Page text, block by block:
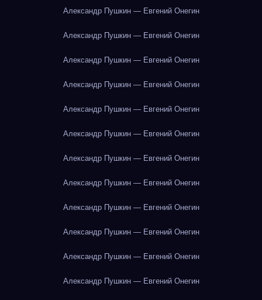
Александр Пушкин — Евгений Онегин
Александр Пушкин — Евгений Онегин
Александр Пушкин — Евгений Онегин
Александр Пушкин — Евгений Онегин
Александр Пушкин — Евгений Онегин
Александр Пушкин — Евгений Онегин
Александр Пушкин — Евгений Онегин
Александр Пушкин — Евгений Онегин
Александр Пушкин — Евгений Онегин
Александр Пушкин — Евгений Онегин
Александр Пушкин — Евгений Онегин
Александр Пушкин — Евгений Онегин